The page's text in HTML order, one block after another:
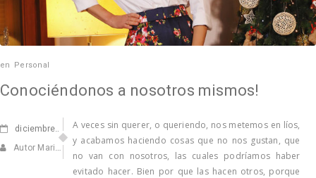
en Personal
Conociéndonos a nosotros mismos!
diciembre 23, 2020
Autor Marisa Navarro
A veces sin querer, o queriendo, nos metemos en líos,
y acabamos haciendo cosas que no nos gustan, que
no van con nosotros, las cuales podríamos haber
evitado hacer. Bien por que las hacen otros, porque